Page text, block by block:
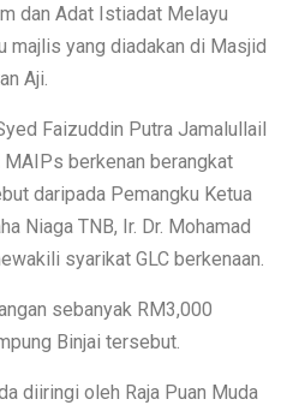
dan Adat Istiadat Melayu
majlis yang diadakan di Masjid
Aji.
Faizuddin Putra Jamalullail
berkenan berangkat
daripada Pemangku Ketua
Niaga TNB, Ir. Dr. Mohamad
syarikat GLC berkenaan.
sebanyak RM3,000
Binjai tersebut.
diiringi oleh Raja Puan Muda